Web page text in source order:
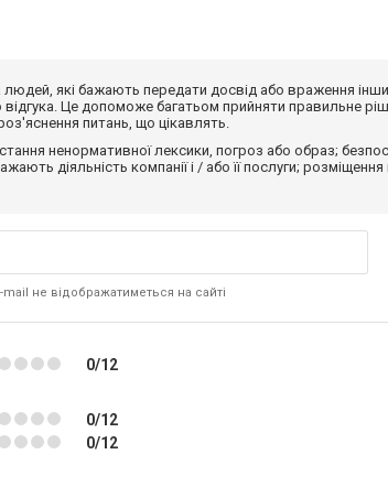
людей, які бажають передати досвід або враження
Це допоможе багатьом прийняти правильне
питань, що цікавлять.
ненормативної лексики, погроз або образ;
діяльність компанії і / або її послуги;
не відображатиметься на сайті
0/12
0/12
0/12